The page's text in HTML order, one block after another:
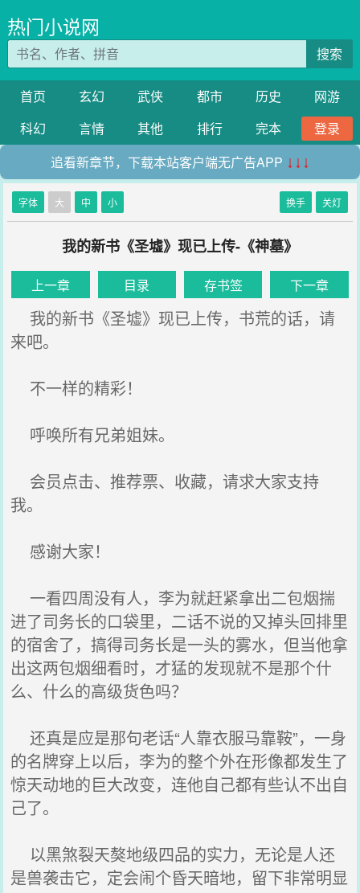
热门小说网
搜索
首页 玄幻 武侠 都市 历史
网游
科幻
言情 其他 排行 完本
登录
追看新章节，下载本站客户端无广告APP ↓↓↓
字体 大 中 小 换手 关灯
我的新书《圣墟》现已上传-《神墓》
上一章 目录 存书签 下一章
我的新书《圣墟》现已上传，书荒的话，请
来吧。
不一样的精彩！
呼唤所有兄弟姐妹。
会员点击、推荐票、收藏，请求大家支持
我。
感谢大家！
一看四周没有人，李为就赶紧拿出二包烟揣
进了司务长的口袋里，二话不说的又掉头回排里
的宿舍了，搞得司务长是一头的雾水，但当他拿
出这两包烟细看时，才猛的发现就不是那个什
么、什么的高级货色吗？
还真是应是那句老话“人靠衣服马靠鞍”，一身
的名牌穿上以后，李为的整个外在形像都发生了
惊天动地的巨大改变，连他自己都有些认不出自
己了。
以黑煞裂天獒地级四品的实力，无论是人还
是兽袭击它，定会闹个昏天暗地，留下非常明显